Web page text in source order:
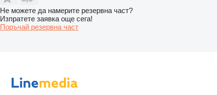
Не можете да намерите резервна част?
Изпратете заявка още сега!
Поръчай резервна част